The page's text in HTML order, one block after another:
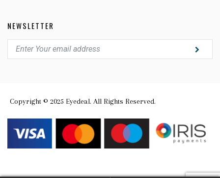
NEWSLETTER
Copyright © 2025 Eyedeal. All Rights Reserved.